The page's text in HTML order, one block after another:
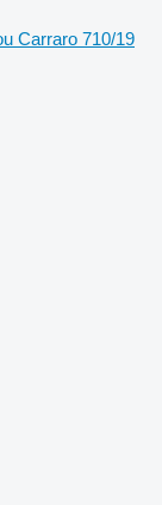
Carraro 710/19